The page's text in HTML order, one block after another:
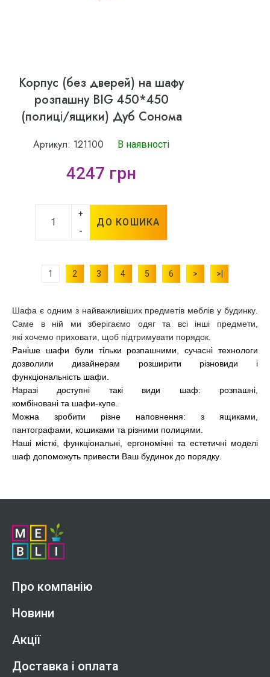
Корпус (без дверей) на шафу
розпашну BIG 450*450
(полиці/ящики) Дуб Сонома
Артикул: 121100 В наявності
4247 грн
+
-
ДО КОШИКА
1 2 3 4 5 6 > >|
Шафа є одним з найважливіших предметів меблів у будинку.
Саме в ній ми зберігаємо одяг та всі інші предмети,
які хочемо приховати, щоб підтримувати порядок.
Раніше шафи були тільки розпашними, сучасні технологи
дозволили дизайнерам розширити різновиди і
функціональність шафи.
Наразі доступні такі види шаф: розпашні,
комбіновані та шафи-купе.
Можна зробити різне наповнення: з ящиками,
пантографами, кошиками та різними полицями.
Наші місткі, функціональні, ергономічні та естетичні моделі
шаф допоможуть привести Ваш будинок до порядку.
Про компанію
Новини
Акції
Доставка і оплата